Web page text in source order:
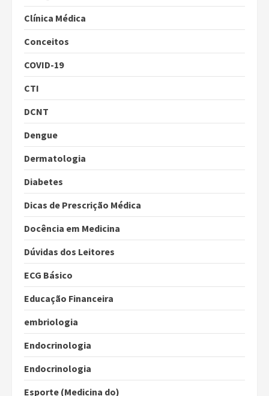
Clínica Médica
Conceitos
COVID-19
CTI
DCNT
Dengue
Dermatologia
Diabetes
Dicas de Prescrição Médica
Docência em Medicina
Dúvidas dos Leitores
ECG Básico
Educação Financeira
embriologia
Endocrinologia
Endocrinologia
Esporte (Medicina do)